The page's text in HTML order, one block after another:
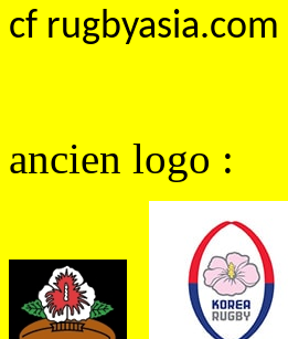
cf rugbyasia.com
ancien logo :